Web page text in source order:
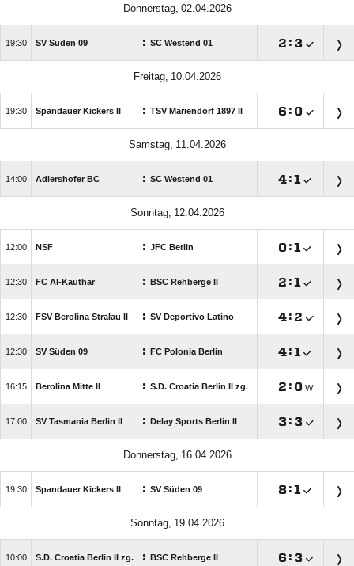
 
 SV Süden 09 : SC Westend 01  : 
 
 Spandauer Kickers II : TSV Mariendorf 1897 II  : 
 
 Adlershofer BC : SC Westend 01 :
 
 NSF : JFC Berlin :
 FC Al-Kauthar : BSC Rehberge II  :
 FSV Berolina Stralau II : SV Deportivo Latino : 
 SV Süden 09 : FC Polonia Berlin :
 Berolina Mitte II : S.D. Croatia Berlin II zg.  : W
 SV Tasmania Berlin II : Delay Sports Berlin II : 
 
 Spandauer Kickers II : SV Süden 09 :
 
 S.D. Croatia Berlin II zg. : BSC Rehberge II  : 